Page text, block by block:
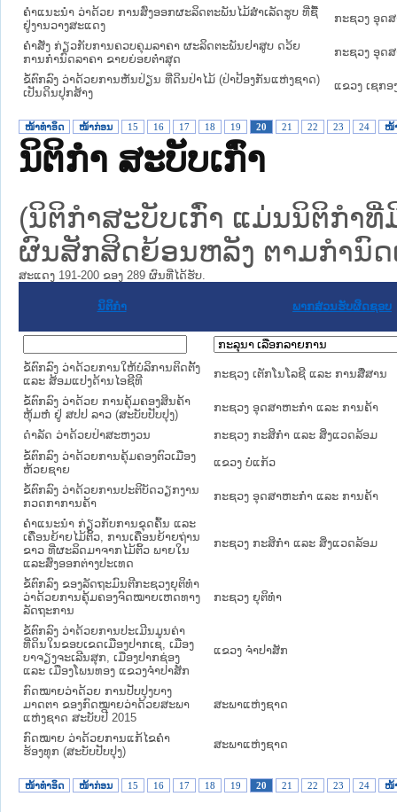
ຄຳແນະນຳ ວ່າດ້ວຍ ການສົ່ງອອກຜະລິດຕະພັນໄມ້ສຳເລັດຮູບ ທີ່ຊື້
ຢູ່ງານວາງສະແດງ
ກະຊວງ ອຸດ
ຄຳສັ່ງ ກ່ຽວກັບການຄວບຄຸມລາຄາ ຜະລິດຕະພັນຢາສູບ ດວ້ຍ
ການກຳນົດລາຄາ ຂາຍຍ່ອຍຕ່ຳສຸດ
ກະຊວງ ອຸດ
ຂໍ້ຕົກລົງ ວ່າດ້ວຍການຫັນປ່ຽນ ທີ່ດິນປ່າໄມ້ (ປ່າປ້ອງກັນແຫ່ງຊາດ)
ເປັນດິນປຸກສ້າງ
ແຂວງ ເຊກອ
ໜ້າທໍາອິດ ໜ້າກ່ອນ 15 16 17 18 19 20 21 22 23 24 ໜ້
ນິຕິກໍາ ສະບັບເກົ່າ
(ນິຕິກໍາສະບັບເກົ່າ ແມ່ນນິຕິກໍາ
ຜົນສັກສິດຍ້ອນຫລັງ ຕາມກໍານົດ
ສະແດງ 191-200 ຂອງ 289 ຜົນທີ່ໄດ້ຮັບ.
ນິຕິກໍາ ພາກສ່ວນຮັບຜິດຊອບ
ຂໍ້ຕົກລົງ ວ່າດ້ວຍການໃຫ້ບໍລິການຕິດຕັ້ງ
ແລະ ສ້ອມແປງດ້ານໄອຊີທີ
ກະຊວງ ເຕັກໂນໂລຊີ ແລະ ການສື່ສານ
ຂໍ້ຕົກລົງ ວ່າດ້ວຍ ການຄຸ້ມຄອງສິນຄ້າ
ຫຸ້ມຫໍ່ ຢູ່ ສປປ ລາວ (ສະບັບປັບປຸງ)
ກະຊວງ ອຸດສາຫະກຳ ແລະ ການຄ້າ
ດຳລັດ ວ່າດ້ວຍປ່າສະຫງວນ
ກະຊວງ ກະສິກຳ ແລະ ສິ່ງແວດລ້ອມ
ຂໍ້ຕົກລົງ ວ່າດ້ວຍການຄຸ້ມຄອງຕົວເມືອງ
ຫ້ວຍຊາຍ
ແຂວງ ບໍ່ແກ້ວ
ຂໍ້ຕົກລົງ ວ່າດ້ວຍການປະຕິບັດວຽກງານ
ກວດກາການຄ້າ
ກະຊວງ ອຸດສາຫະກຳ ແລະ ການຄ້າ
ຄຳແນະນຳ ກ່ຽວກັບການຂຸດຄົ້ນ ແລະ
ເຄື່ອນຍ້າຍໄມ້ຕິ້ວ, ການເຄື່ອນຍ້າຍຖ່ານ
ຂາວ ທີ່ຜະລິດມາຈາກໄມ້ຕິ້ວ ພາຍໃນ
ແລະສົ່ງອອກຕ່າງປະເທດ
ກະຊວງ ກະສິກຳ ແລະ ສິ່ງແວດລ້ອມ
ຂໍ້ຕົກລົງ ຂອງລັດຖະມົນຕີກະຊວງຍຸຕິທຳ
ວ່າດ້ວຍການຄຸ້ມຄອງຈົດໝາຍເຫດທາງ
ລັດຖະການ
ກະຊວງ ຍຸຕິທໍາ
ຂໍ້ຕົກລົງ ວ່າດ້ວຍການປະເມີນມູນຄ່າ
ທີ່ດິນໃນຂອບເຂດເມືອງປາກເຊ, ເມືອງ
ບາຈຽງຈະເລີນສຸກ, ເມືອງປາກຊ່ອງ
ແລະ ເມືອງໂພນທອງ ແຂວງຈຳປາສັກ
ແຂວງ ຈໍາປາສັກ
ກົດໝາຍວ່າດ້ວຍ ການປັບປຸງບາງ
ມາດຕາ ຂອງກົດໝາຍວ່າດ້ວຍສະພາ
ແຫ່ງຊາດ ສະບັບປີ 2015
ສະພາແຫ່ງຊາດ
ກົດໝາຍ ວ່າດ້ວຍການແກ້ໄຂຄຳ
ຮ້ອງທຸກ (ສະບັບປັບປຸງ)
ສະພາແຫ່ງຊາດ
ໜ້າທໍາອິດ ໜ້າກ່ອນ 15 16 17 18 19 20 21 22 23 24 ໜ້